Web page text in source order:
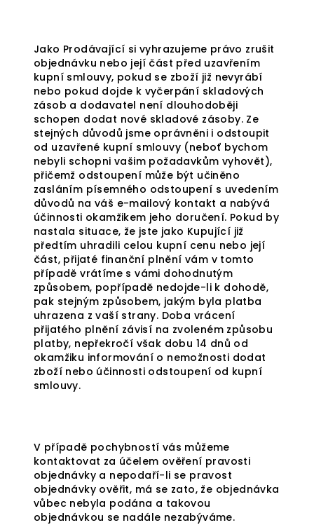
Jako Prodávající si vyhrazujeme právo zrušit
objednávku nebo její část před uzavřením
kupní smlouvy, pokud se zboží již nevyrábí
nebo pokud dojde k vyčerpání skladových
zásob a dodavatel není dlouhodoběji
schopen dodat nové skladové zásoby. Ze
stejných důvodů jsme oprávněni i odstoupit
od uzavřené kupní smlouvy (neboť bychom
nebyli schopni vašim požadavkům vyhovět),
přičemž odstoupení může být učiněno
zasláním písemného odstoupení s uvedením
důvodů na váš e-mailový kontakt a nabývá
účinnosti okamžikem jeho doručení. Pokud by
nastala situace, že jste jako Kupující již
předtím uhradili celou kupní cenu nebo její
část, přijaté finanční plnění vám v tomto
případě vrátíme s vámi dohodnutým
způsobem, popřípadě nedojde-li k dohodě,
pak stejným způsobem, jakým byla platba
uhrazena z vaší strany. Doba vrácení
přijatého plnění závisí na zvoleném způsobu
platby, nepřekročí však dobu 14 dnů od
okamžiku informování o nemožnosti dodat
zboží nebo účinnosti odstoupení od kupní
smlouvy.
V případě pochybností vás můžeme
kontaktovat za účelem ověření pravosti
objednávky a nepodaří-li se pravost
objednávky ověřit, má se zato, že objednávka
vůbec nebyla podána a takovou
objednávkou se nadále nezabýváme.